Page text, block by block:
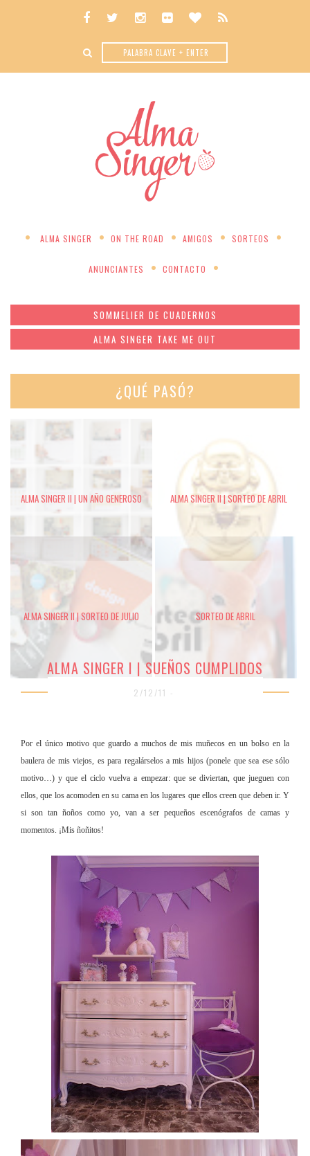
ALMA SINGER ON THE ROAD AMIGOS SORTEOS
ANUNCIANTES CONTACTO
SOMMELIER DE CUADERNOS
ALMA SINGER TAKE ME OUT
¿QUÉ PASÓ?
ALMA SINGER II | UN AÑO GENEROSO ALMA SINGER II | SORTEO DE ABRIL
ALMA SINGER II | SORTEO DE JULIO SORTEO DE ABRIL
ALMA SINGER I | SUEÑOS CUMPLIDOS
2/12/11 -
Por el único motivo que guardo a muchos de mis muñecos en un bolso en la
baulera de mis viejos, es para regalárselos a mis hijos (ponele que sea ese sólo
motivo…) y que el ciclo vuelva a empezar: que se diviertan, que jueguen con
ellos, que los acomoden en su cama en los lugares que ellos creen que deben ir. Y
si son tan ñoños como yo, van a ser pequeños escenógrafos de camas y
momentos. ¡Mis ñoñitos!